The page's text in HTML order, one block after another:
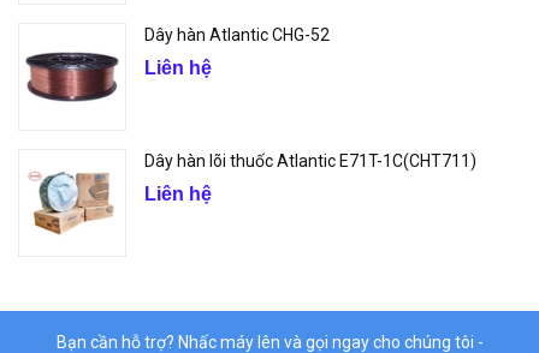
Dây hàn Atlantic CHG-52
Liên hệ
Dây hàn lõi thuốc Atlantic E71T-1C(CHT711)
Liên hệ
Bạn cần hỗ trợ? Nhấc máy lên và gọi ngay cho chúng tôi -